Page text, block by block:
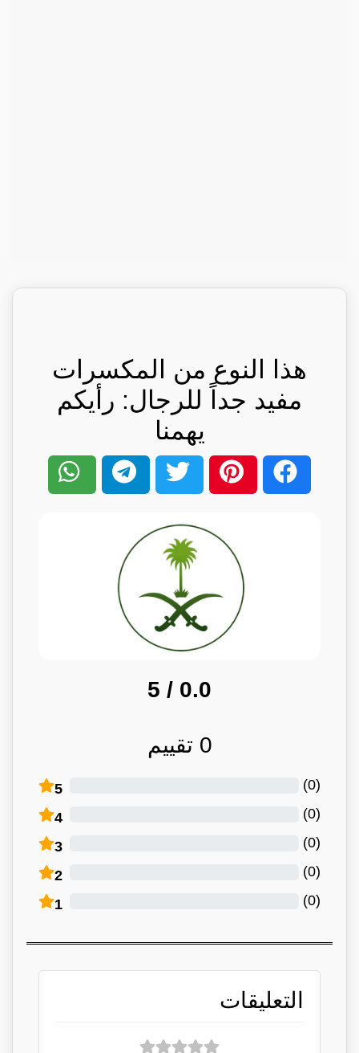
هذا النوع من المكسرات
مفيد جداً للرجال: رأيكم
يهمنا
0.0
/ 5
0 تقييم
5 (
0
)
4 (
0
)
3 (
0
)
2 (
0
)
1 (
0
)
التعليقات